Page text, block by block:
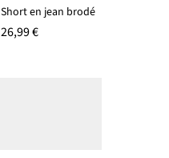
Short en jean brodé
26,99 €